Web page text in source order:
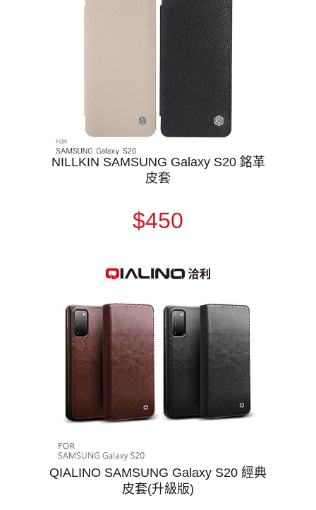
NILLKIN SAMSUNG Galaxy S20 銘革
皮套
$450
QIALINO SAMSUNG Galaxy S20 經典
皮套(升級版)